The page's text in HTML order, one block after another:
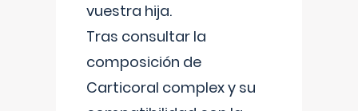
vuestra hija.
Tras consultar la
composición de
Carticoral complex y su